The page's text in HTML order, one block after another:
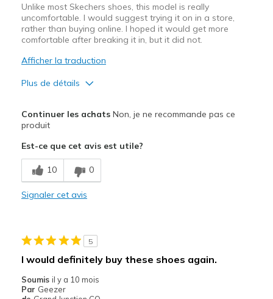
Unlike most Skechers shoes, this model is really
uncomfortable. I would suggest trying it on in a store,
rather than buying online. I hoped it would get more
comfortable after breaking it in, but it did not.
Afficher la traduction
Plus de détails
Attractive Design
Le contre
Uncomfortable
Width
Continuer les achatsNon, je ne recommande pas ce
produit
Est-ce que cet avis est utile?
10 0
Signaler cet avis
5
I would definitely buy these shoes again.
Soumis il y a 10 mois
Par Geezer